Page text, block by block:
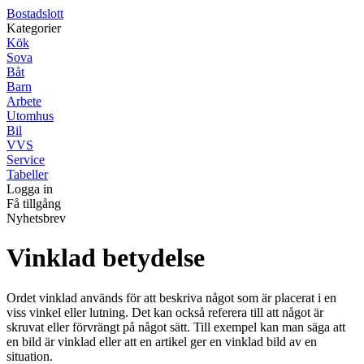
Bostadslott
Kategorier
Kök
Sova
Båt
Barn
Arbete
Utomhus
Bil
VVS
Service
Tabeller
Logga in
Få tillgång
Nyhetsbrev
Vinklad betydelse
Ordet vinklad används för att beskriva något som är placerat i en
viss vinkel eller lutning. Det kan också referera till att något är
skruvat eller förvrängt på något sätt. Till exempel kan man säga att
en bild är vinklad eller att en artikel ger en vinklad bild av en
situation.